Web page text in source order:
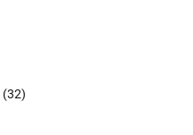
(32)